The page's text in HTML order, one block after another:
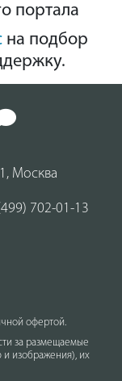
портала
на подбор
Москва
702-01-13
офертой.
за размещаемые
и изображения), их